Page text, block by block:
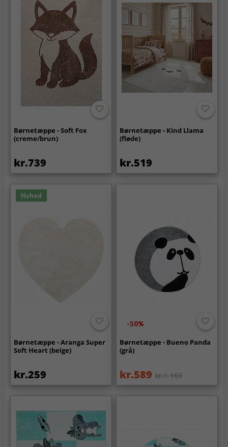
Børnetæppe - Soft Fox
(creme/brun)
kr.739
Børnetæppe - Kind Llama
(fløde)
kr.519
Nyhed
Børnetæppe - Aranga Super
Soft Heart (beige)
kr.259
-50%
Børnetæppe - Bueno Panda
(grå)
kr.589 kr.1 169